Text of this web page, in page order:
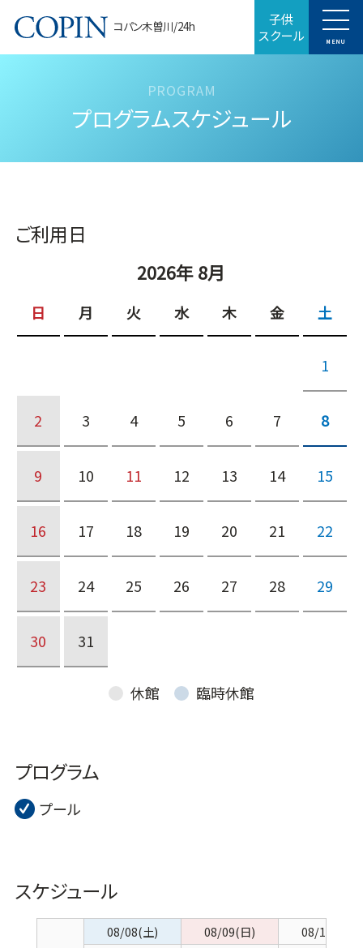
コパン木曽川/24h 子供
スクール MENU
プログラムスケジュール
ご利用日
2026年 8月
日 月 火 水 木 金 土
1
2 3 4 5 6 7 8
9 10 11 12 13 14 15
16 17 18 19 20 21 22
23 24 25 26 27 28 29
30 31
休館 臨時休館
プログラム
プール
スケジュール
08/08(土) 08/09(日)
08/10(月)